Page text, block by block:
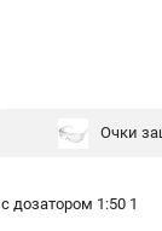
Очки
дозатором 1:50 1